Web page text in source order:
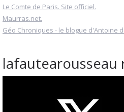
Le Comte de Paris. Site officiel.
Maurras.net.
Géo Chroniques - le blogue d'Antoine
lafautearousseau